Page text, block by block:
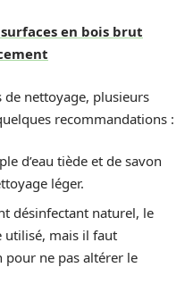
en bois brut
de nettoyage, plusieurs
recommandations :
d’eau tiède et de savon
léger.
désinfectant naturel, le
utilisé, mais il faut
pour ne pas altérer le